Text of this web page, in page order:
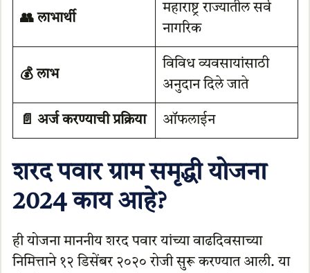
👥 लाभार्थी
महाराष्ट्र राज्यातील सर्व
नागरिक
💰 लाभ
विविध व्यवसायांसाठी
अनुदान दिले जाते
📄 अर्ज करण्याची प्रक्रिया ऑफलाईन
शरद पवार ग्राम समृद्धी योजना
2024 काय आहे?
ही योजना माननीय शरद पवार यांच्या वाढदिवसाच्या
निमित्ताने १२ डिसेंबर २०२० रोजी सुरू करण्यात आली. या